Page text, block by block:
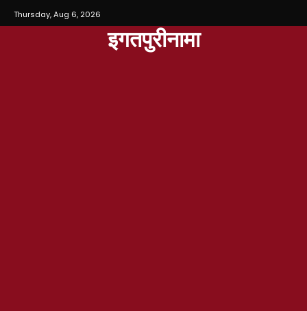
Thursday, Aug 6, 2026
इगतपुरीनामा